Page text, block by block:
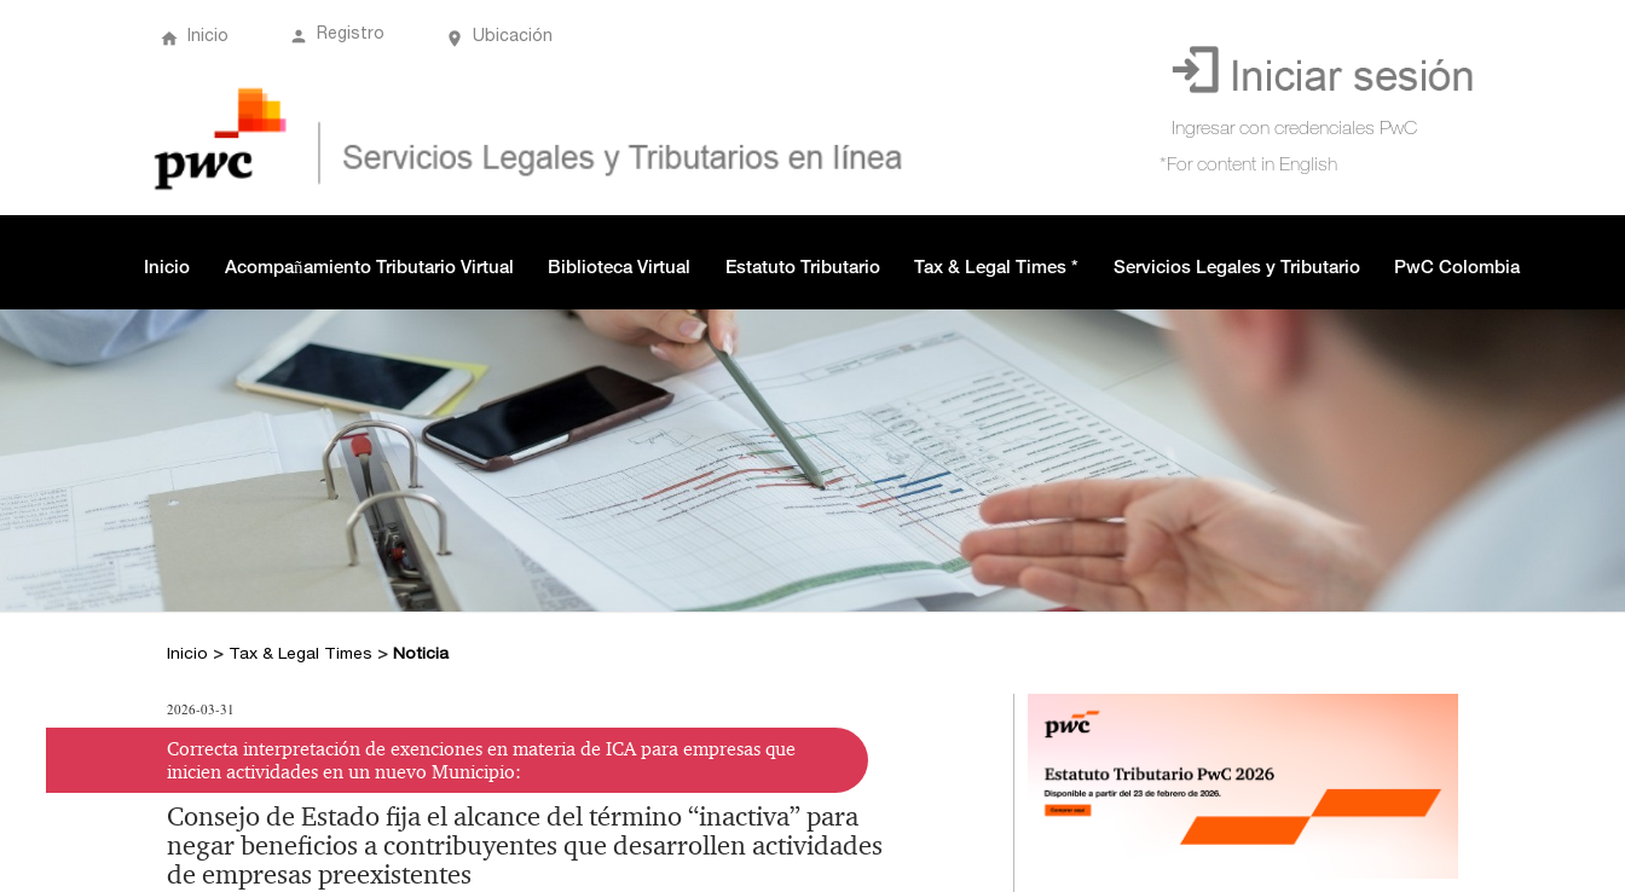
Inicio Registro Ubicación
Inicio Acompañamiento Tributario Virtual Biblioteca Virtual Estatuto Tributario Tax & Legal Times * Servicios Legales y Tributario PwC Colombia
Inicio > Tax & Legal Times > Noticia
2026-03-31
Correcta interpretación de exenciones en materia de ICA para empresas que
inicien actividades en un nuevo Municipio:
Consejo de Estado fija el alcance del término “inactiva” para
negar beneficios a contribuyentes que desarrollen actividades
de empresas preexistentes